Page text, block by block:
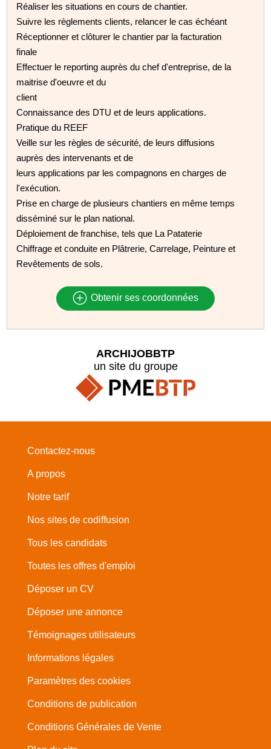
Réaliser les situations en cours de chantier.
Suivre les règlements clients, relancer le cas échéant
Réceptionner et clôturer le chantier par la facturation
finale
Effectuer le reporting auprès du chef d'entreprise, de la
maitrise d'oeuvre et du
client
Connaissance des DTU et de leurs applications.
Pratique du REEF
Veille sur les règles de sécurité, de leurs diffusions
auprès des intervenants et de
leurs applications par les compagnons en charges de
l'exécution.
Prise en charge de plusieurs chantiers en même temps
disséminé sur le plan national.
Déploiement de franchise, tels que La Pataterie
Chiffrage et conduite en Plâtrerie, Carrelage, Peinture et
Revêtements de sols.
Obtenir ses coordonnées
ARCHIJOBBTP
un site du groupe
Contactez-nous
A propos
Notre tarif
Nos sites de codiffusion
Tous les candidats
Toutes les offres d'emploi
Déposer un CV
Déposer une annonce
Témoignages utilisateurs
Informations légales
Paramètres des cookies
Conditions de publication
Conditions Générales de Vente